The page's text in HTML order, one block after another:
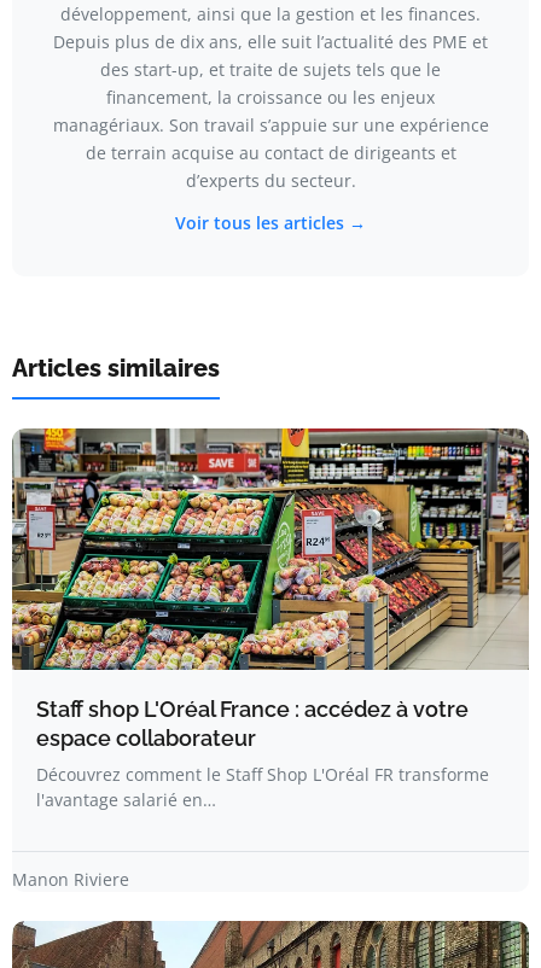
développement, ainsi que la gestion et les finances.
Depuis plus de dix ans, elle suit l’actualité des PME et
des start-up, et traite de sujets tels que le
financement, la croissance ou les enjeux
managériaux. Son travail s’appuie sur une expérience
de terrain acquise au contact de dirigeants et
d’experts du secteur.
Voir tous les articles →
Articles similaires
Staff shop L'Oréal France : accédez à votre
espace collaborateur
Découvrez comment le Staff Shop L'Oréal FR transforme
l'avantage salarié en…
Manon Riviere